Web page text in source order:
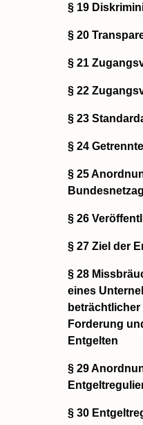
§ 19
§ 20
§ 21
§ 22
§ 23
§ 24
§ 25
§ 26
§ 27 Ziel der
§ 28
eines
Forderung
Entgelten
§ 29
§ 30